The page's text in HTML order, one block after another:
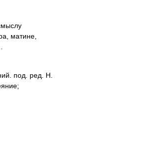
матине,
под. ред. Н.